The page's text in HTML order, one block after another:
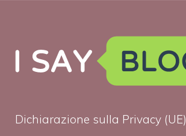
Dichiarazione sulla Privacy (UE)